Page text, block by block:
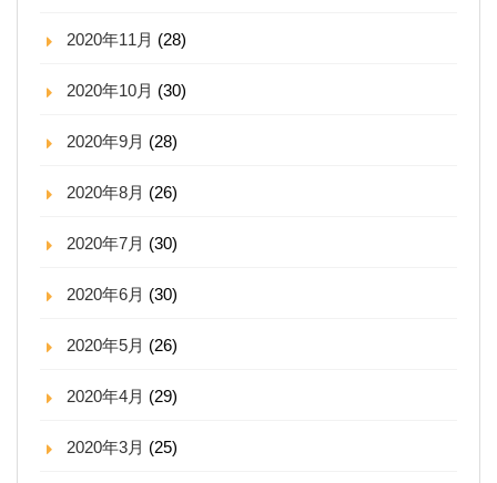
2020年11月 (28)
2020年10月 (30)
2020年9月 (28)
2020年8月 (26)
2020年7月 (30)
2020年6月 (30)
2020年5月 (26)
2020年4月 (29)
2020年3月 (25)